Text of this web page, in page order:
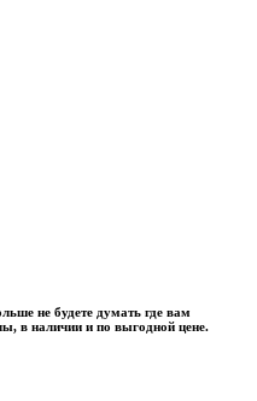
не будете думать где вам
в наличии и по выгодной цене.